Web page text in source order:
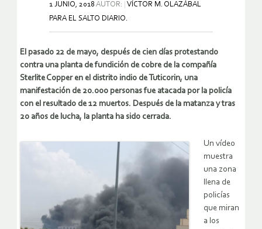
1 JUNIO, 2018 AUTOR:
VÍCTOR M. OLAZÁBAL
PARA EL SALTO DIARIO.
El pasado 22 de mayo, después de cien días protestando
contra una planta de fundición de cobre de la compañía
Sterlite Copper en el distrito indio de Tuticorin, una
manifestación de 20.000 personas fue atacada por la policía
con el resultado de 12 muertos. Después de la matanza y tras
20 años de lucha, la planta ha sido cerrada.
Un vídeo
muestra
una zona
llena de
policías
que miran
a los